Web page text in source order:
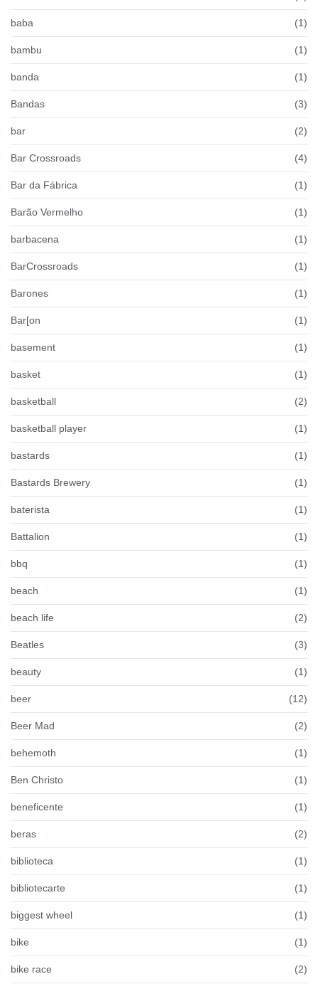
baba (1)
bambu (1)
banda (1)
Bandas (3)
bar (2)
Bar Crossroads (4)
Bar da Fábrica (1)
Barão Vermelho (1)
barbacena (1)
BarCrossroads (1)
Barones (1)
Bar[on (1)
basement (1)
basket (1)
basketball (2)
basketball player (1)
bastards (1)
Bastards Brewery (1)
baterista (1)
Battalion (1)
bbq (1)
beach (1)
beach life (2)
Beatles (3)
beauty (1)
beer (12)
Beer Mad (2)
behemoth (1)
Ben Christo (1)
beneficente (1)
beras (2)
biblioteca (1)
bibliotecarte (1)
biggest wheel (1)
bike (1)
bike race (2)